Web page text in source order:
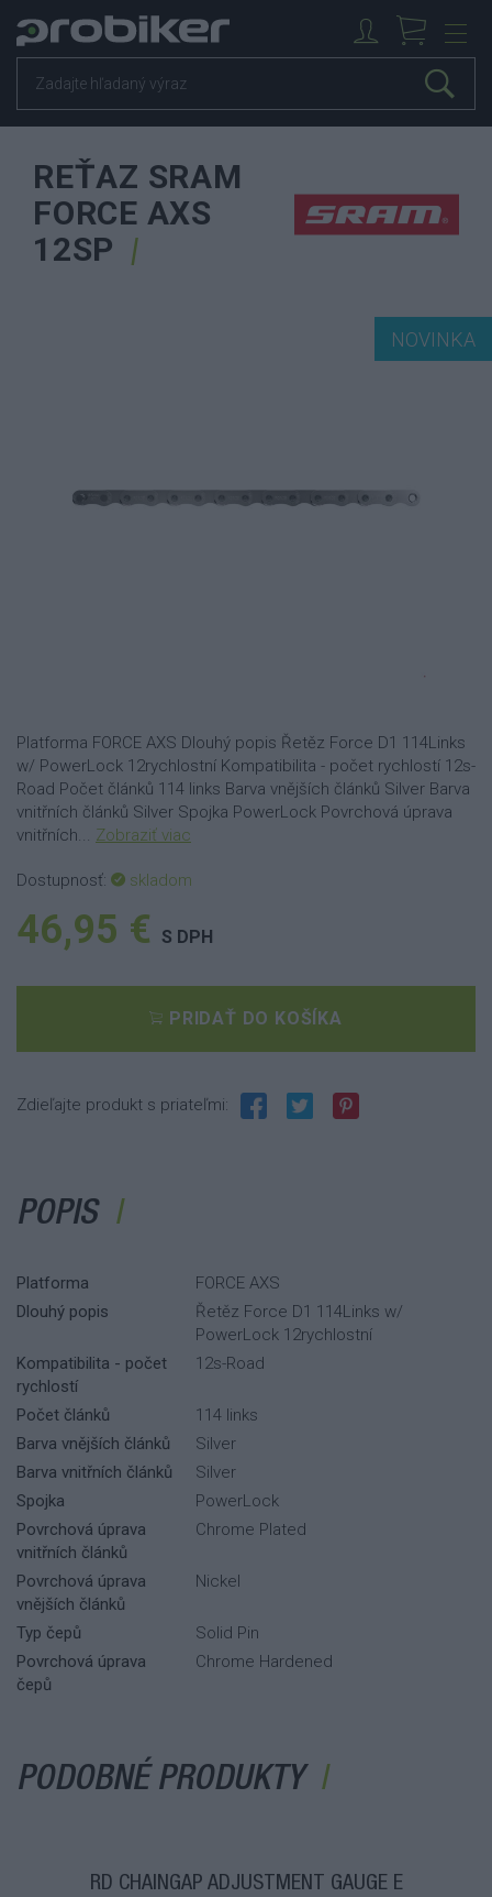
REŤAZ SRAM
FORCE AXS
12SP
NOVINKA
Platforma FORCE AXS Dlouhý popis Řetěz Force D1 114Links
w/ PowerLock 12rychlostní Kompatibilita - počet rychlostí 12s-
Road Počet článků 114 links Barva vnějších článků Silver Barva
vnitřních článků Silver Spojka PowerLock Povrchová úprava
vnitřních... Zobraziť viac
Dostupnosť: skladom
46,95 € S DPH
PRIDAŤ DO KOŠÍKA
Zdieľajte produkt s priateľmi:
POPIS
Platforma
FORCE AXS
Dlouhý popis
Řetěz Force D1 114Links w/
PowerLock 12rychlostní
Kompatibilita - počet
rychlostí
12s-Road
Počet článků
114 links
Barva vnějších článků
Silver
Barva vnitřních článků
Silver
Spojka
PowerLock
Povrchová úprava
vnitřních článků
Chrome Plated
Povrchová úprava
vnějších článků
Nickel
Typ čepů
Solid Pin
Povrchová úprava
čepů
Chrome Hardened
PODOBNÉ PRODUKTY
RD CHAINGAP ADJUSTMENT GAUGE E